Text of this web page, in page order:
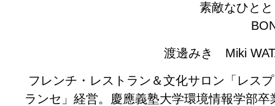
素敵なひと
渡邊みき Miki
フレンチ・レストラン＆文化サロン「レス
ランセ」経営。慶應義塾大学環境情報学部卒